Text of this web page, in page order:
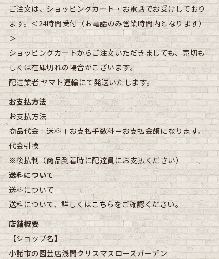
ご注文は、ショッピングカート・お電話でお受けしており
ます。＜24時間受付（お電話のみ営業時間内となります）
＞
ショッピングカートからご注文いただきましても、売切も
しくは在庫切れの場合がございます。
配達業者 ヤマト運輸にて発送いたします。
お支払方法
お支払方法
商品代金＋送料＋お支払手数料＝お支払金額になります。
代金引換
※後払制（商品到着時に配達員にお支払ください）
送料について
送料について
送料について、詳しくはこちらをご確認ください。
店舗概要
【ショップ名】
小諸市の園芸店浅間クリスマスローズガーデン